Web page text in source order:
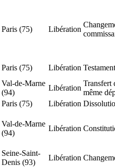
Paris (75) Libération
Paris (75) Libération
Val-de-Marne
(94)
Libération
Transfert
même
Paris (75) Libération
Val-de-Marne
(94)
Libération
Seine-Saint-
Denis (93)
Libération